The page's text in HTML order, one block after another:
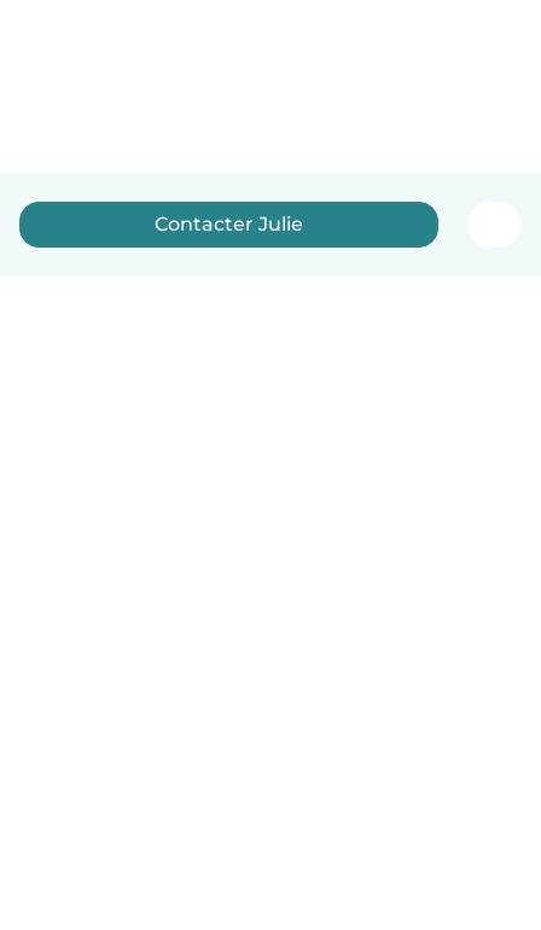
Contacter Julie